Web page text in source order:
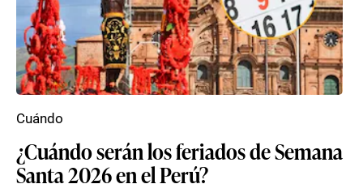
¿Cuándo serán los feriados de Semana
Santa 2026 en el Perú?
Cuándo